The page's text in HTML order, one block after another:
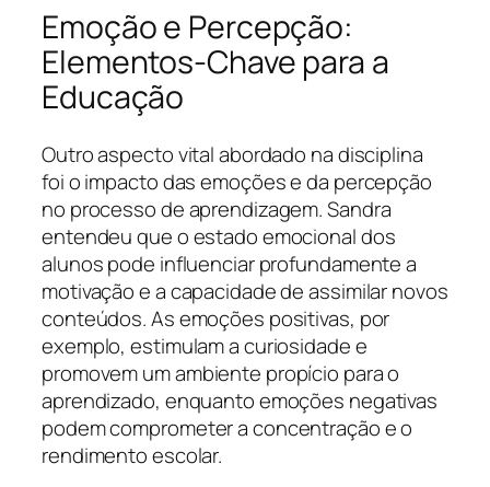
Emoção e Percepção:
Elementos-Chave para a
Educação
Outro aspecto vital abordado na disciplina
foi o impacto das emoções e da percepção
no processo de aprendizagem. Sandra
entendeu que o estado emocional dos
alunos pode influenciar profundamente a
motivação e a capacidade de assimilar novos
conteúdos. As emoções positivas, por
exemplo, estimulam a curiosidade e
promovem um ambiente propício para o
aprendizado, enquanto emoções negativas
podem comprometer a concentração e o
rendimento escolar.